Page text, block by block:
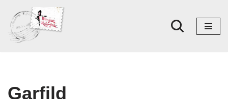
Skoči
na
Garfild